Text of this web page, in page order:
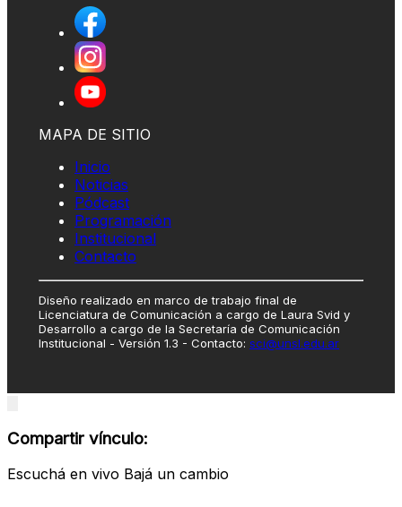
MAPA DE SITIO
Inicio
Noticias
Pódcast
Programación
Institucional
Contacto
Diseño realizado en marco de trabajo final de
Licenciatura de Comunicación a cargo de Laura Svid y
Desarrollo a cargo de la Secretaría de Comunicación
Institucional - Versión 1.3 - Contacto: sci@unsl.edu.ar
modal
Compartir vínculo:
Escuchá en vivo Bajá un cambio